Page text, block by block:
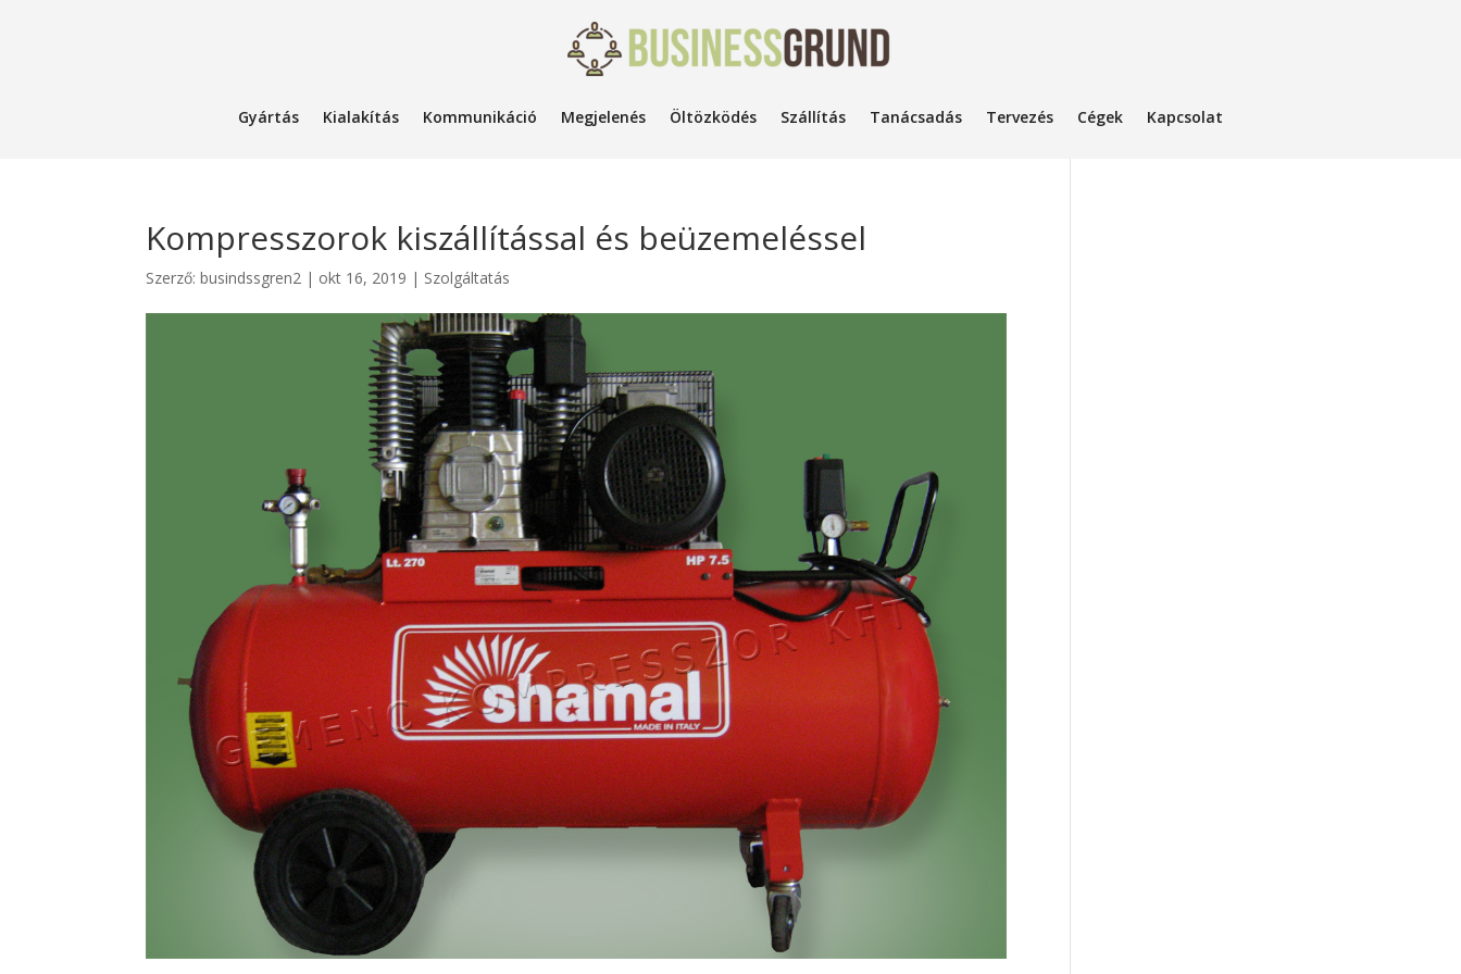
Gyártás Kialakítás Kommunikáció Megjelenés Öltözködés Szállítás Tanácsadás Tervezés Cégek Kapcsolat
Kompresszorok kiszállítással és beüzemeléssel
Szerző:busindssgren2 | okt 16, 2019 | Szolgáltatás